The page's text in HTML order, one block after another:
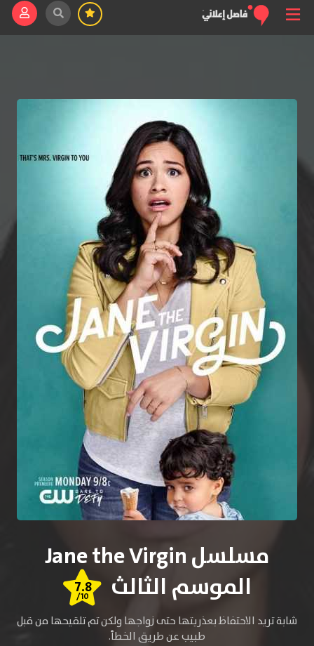
مسلسل Jane the Virgin
الموسم الثالث
7.8
/10
شابة تريد الاحتفاظ بعذريتها حتى زواجها ولكن تم تلقيحها من قبل
طبيب عن طريق الخطأ.